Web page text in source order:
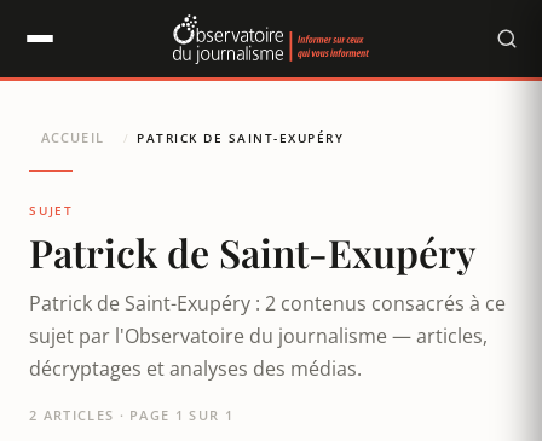
ACCUEIL / PATRICK DE SAINT-EXUPÉRY
SUJET
Patrick de Saint-Exupéry
Patrick de Saint-Exupéry : 2 contenus consacrés à ce
sujet par l'Observatoire du journalisme — articles,
décryptages et analyses des médias.
2 ARTICLES · PAGE 1 SUR 1
Panneau de gestion des cookies